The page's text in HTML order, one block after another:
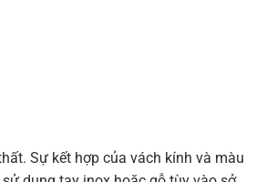
Sự kết hợp của vách kính và màu